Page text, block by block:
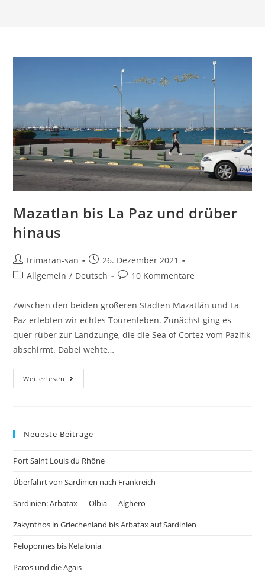
Mazatlan bis La Paz und drüber
hinaus
trimaran-san
26. Dezember 2021
Allgemein / Deutsch 10 Kommentare
Zwischen den beiden größeren Städten Mazatlán und La
Paz erlebten wir echtes Tourenleben. Zunächst ging es
quer rüber zur Landzunge, die die Sea of Cortez vom Pazifik
abschirmt. Dabei wehte…
Weiterlesen
Neueste Beiträge
Port Saint Louis du Rhône
Überfahrt von Sardinien nach Frankreich
Sardinien: Arbatax — Olbia — Alghero
Zakynthos in Griechenland bis Arbatax auf Sardinien
Peloponnes bis Kefalonia
Paros und die Ägäis